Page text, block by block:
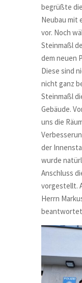
begrüßte
Neubau mit
vor. Noch
Steinmaßl
dem neuen
Diese sind
nicht ganz
Steinmaßl
Gebäude.
uns die
der
wurde
Anschluss
vorgestellt.
Herrn